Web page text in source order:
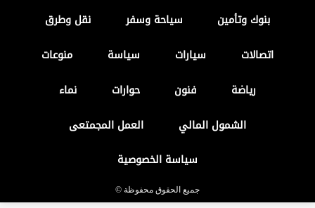
بنوك وتأمين
سياحة وسفر
نقل وطرق
اتصالات
سيارات سياسة
منوعات
رياضة
فنون حوارات
نماء
الشمول المالي
العمل المجمتعى
سياسة الخصوصية
جميع الحقوق محفوظة ©